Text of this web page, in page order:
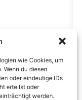
wie Cookies, um
Wenn du diesen
oder eindeutige IDs
erteilst oder
werden.